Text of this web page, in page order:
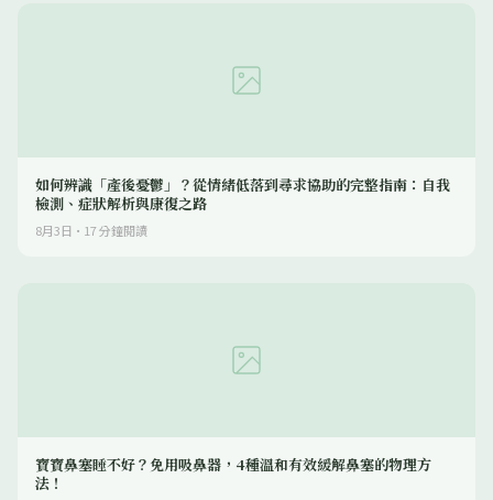
如何辨識「產後憂鬱」？從情緒低落到尋求協助的完整指南：自我
檢測、症狀解析與康復之路
8月3日 · 17分鐘閱讀
寶寶鼻塞睡不好？免用吸鼻器，4種溫和有效緩解鼻塞的物理方
法！